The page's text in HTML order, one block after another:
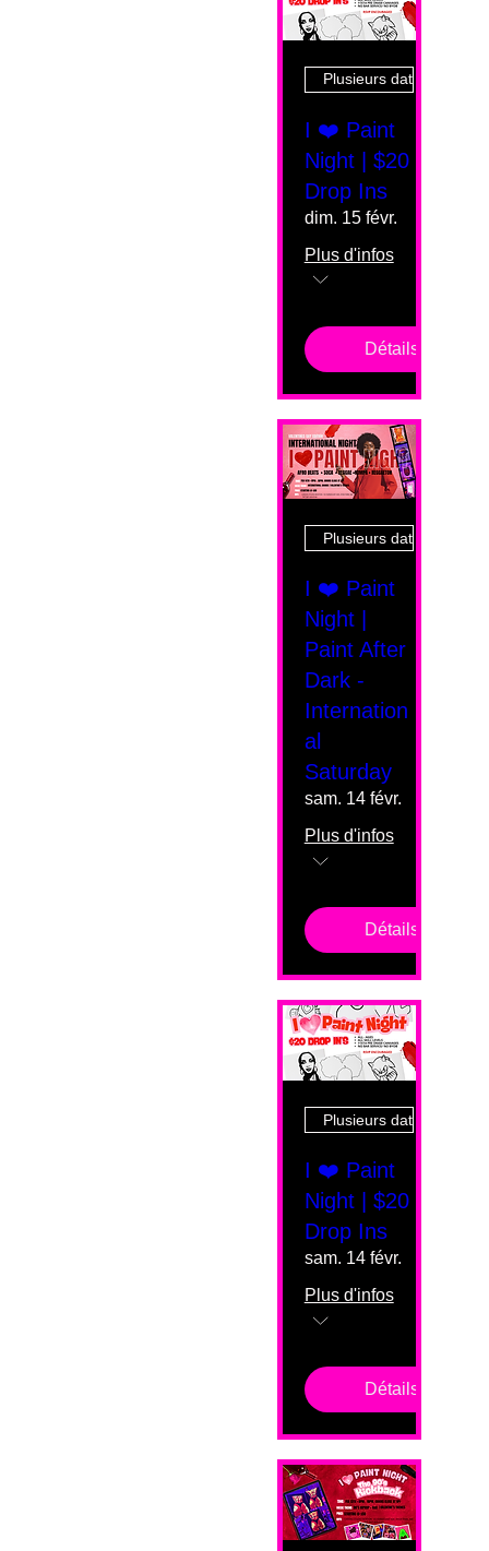
Plusieurs dates
I ❤️ Paint
Night | $20
Drop Ins
dim. 15 févr.
Plus d'infos
Détails
Plusieurs dates
I ❤️ Paint
Night |
Paint After
Dark -
Internation
al
Saturday
sam. 14 févr.
Plus d'infos
Détails
Plusieurs dates
I ❤️ Paint
Night | $20
Drop Ins
sam. 14 févr.
Plus d'infos
Détails